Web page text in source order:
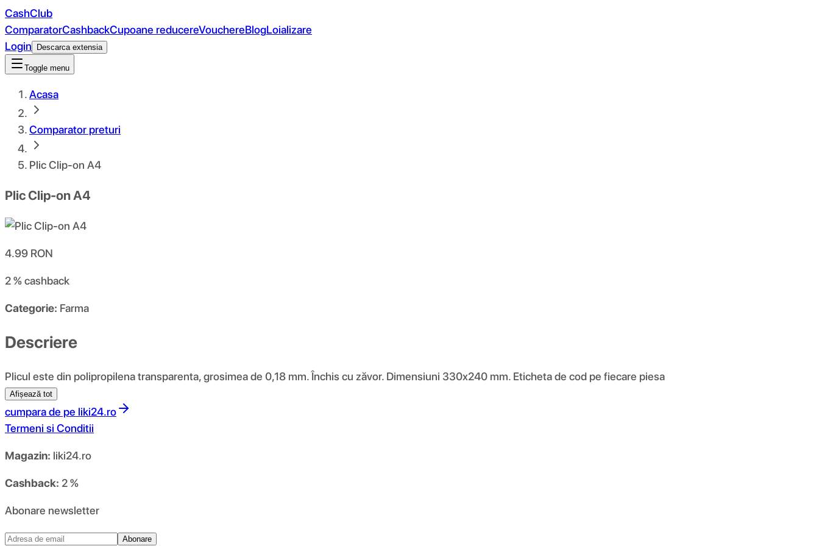
CashClub
ComparatorCashbackCupoane reducereVouchereBlogLoializare
Login
Descarca extensia
Toggle menu
Acasa
Comparator preturi
Plic Clip-on A4
Plic Clip-on A4
4.99 RON
2 %cashback
Categorie: Farma
Descriere
Plicul este din polipropilena transparenta, grosimea de 0,18 mm. Închis cu zăvor. Dimensiuni 330x240 mm. Eticheta de cod pe fiecare piesa
Afișează tot
cumpara de pe liki24.ro
Termeni si Conditii
Magazin: liki24.ro
Cashback: 2 %
Abonare newsletter
Abonare